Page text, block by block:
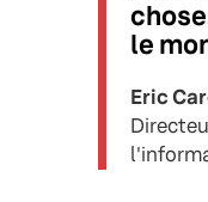
le
Eric